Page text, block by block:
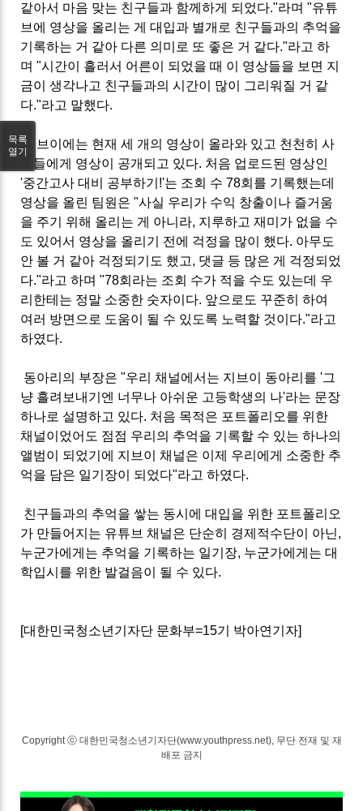
같아서 마음 맞는 친구들과 함께하게 되었다."라며 "유튜
브에 영상을 올리는 게 대입과 별개로 친구들과의 추억을
기록하는 거 같아 다른 의미로 또 좋은 거 같다."라고 하
며 "시간이 흘러서 어른이 되었을 때 이 영상들을 보면 지
금이 생각나고 친구들과의 시간이 많이 그리워질 거 같
다."라고 말했다.
지브이에는 현재 세 개의 영상이 올라와 있고 천천히 사
람들에게 영상이 공개되고 있다. 처음 업로드된 영상인
'중간고사 대비 공부하기!'는 조회 수 78회를 기록했는데
영상을 올린 팀원은 "사실 우리가 수익 창출이나 즐거움
을 주기 위해 올리는 게 아니라, 지루하고 재미가 없을 수
도 있어서 영상을 올리기 전에 걱정을 많이 했다. 아무도
안 볼 거 같아 걱정되기도 했고, 댓글 등 많은 게 걱정되었
다."라고 하며 "78회라는 조회 수가 적을 수도 있는데 우
리한테는 정말 소중한 숫자이다. 앞으로도 꾸준히 하여
여러 방면으로 도움이 될 수 있도록 노력할 것이다."라고
하였다.
동아리의 부장은 "우리 채널에서는 지브이 동아리를 '그
냥 흘려보내기엔 너무나 아쉬운 고등학생의 나'라는 문장
하나로 설명하고 있다. 처음 목적은 포트폴리오를 위한
채널이었어도 점점 우리의 추억을 기록할 수 있는 하나의
앨범이 되었기에 지브이 채널은 이제 우리에게 소중한 추
억을 담은 일기장이 되었다"라고 하였다.
친구들과의 추억을 쌓는 동시에 대입을 위한 포트폴리오
가 만들어지는 유튜브 채널은 단순히 경제적수단이 아닌,
누군가에게는 추억을 기록하는 일기장, 누군가에게는 대
학입시를 위한 발걸음이 될 수 있다.
[대한민국청소년기자단 문화부=15기 박아연기자]
Copyright ⓒ 대한민국청소년기자단(www.youthpress.net), 무단 전재 및 재
배포 금지
목록
열기